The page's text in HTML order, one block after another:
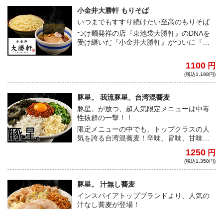
いた醤油スープは、店主の優しくて一本気
な性格そのままに、温かくも力強さを感じ
る事のできる味わいだ。奇跡の行列を作り
出す、秋田の名店の味をとくとご堪能あ
れ！！
小金井大勝軒 もりそば
いつまでもすすり続けたい至高のもりそば
つけ麺発祥の店『東池袋大勝軒』のDNAを
受け継いだ『小金井大勝軒』がついに『宅
させずにズルズルとすすれる。素材一つ一
つがしっかりと主張するつけ汁には少し酸
られるのだ。
1100 円
(税込1,188円)
豚星。 我流豚星。台湾混蕎麦
豚星。が放つ、超人気限定メニューは中毒
性抜群の一撃！！
限定メニューの中でも、トップクラスの人
気を誇る台湾混蕎麦！辛味、旨味、甘味が
相まって、アトラクションさながらの楽し
1250 円
(税込1,350円)
豚星。 汁無し蕎麦
インスパイアトップブランドより、人気の
汁なし蕎麦が登場！